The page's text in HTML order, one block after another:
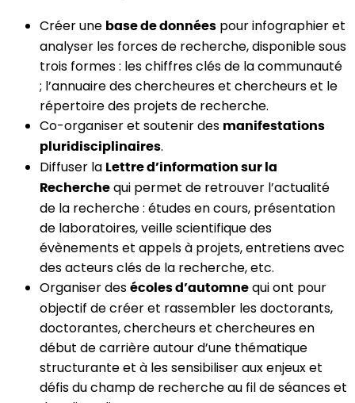
Créer une base de données pour infographier et
analyser les forces de recherche, disponible sous
trois formes : les chiffres clés de la communauté
; l’annuaire des chercheures et chercheurs et le
répertoire des projets de recherche.
Co-organiser et soutenir des manifestations
pluridisciplinaires.
Diffuser la Lettre d’information sur la
Recherche qui permet de retrouver l’actualité
de la recherche : études en cours, présentation
de laboratoires, veille scientifique des
évènements et appels à projets, entretiens avec
des acteurs clés de la recherche, etc.
Organiser des écoles d’automne qui ont pour
objectif de créer et rassembler les doctorants,
doctorantes, chercheurs et chercheures en
début de carrière autour d’une thématique
structurante et à les sensibiliser aux enjeux et
défis du champ de recherche au fil de séances et